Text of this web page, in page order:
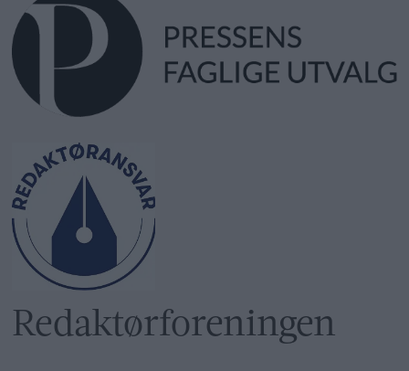
Redaktør­foreningen